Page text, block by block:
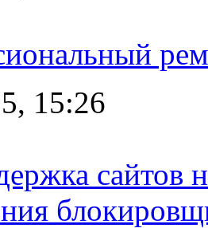
15:26
сайтов